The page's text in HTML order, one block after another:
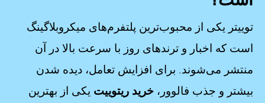
توییتر یکی از محبوب‌ترین پلتفرم‌های میکروبلاگینگ
است که اخبار و ترندهای روز با سرعت بالا در آن
منتشر می‌شوند. برای افزایش تعامل، دیده شدن
بیشتر و جذب فالوور، خرید ریتوییت یکی از بهترین